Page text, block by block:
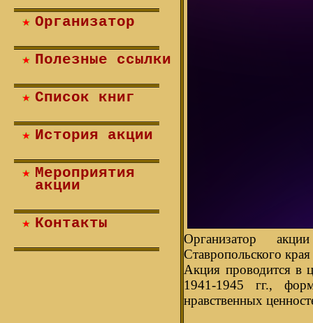
Организатор
Полезные ссылки
Список книг
История акции
Мероприятия
акции
Контакты
Организатор
Ставропольского
Акция проводится в
1941-1945 гг.,
нравственных